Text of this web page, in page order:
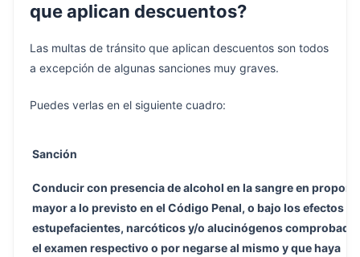
que aplican descuentos?
Las multas de tránsito que aplican descuentos son todos
a excepción de algunas sanciones muy graves.
Puedes verlas en el siguiente cuadro:
Sanción
Conducir con presencia de alcohol en la sangre en
mayor a lo previsto en el Código Penal, o bajo los efectos de
estupefacientes, narcóticos y/o alucinógenos comprobado
el examen respectivo o por negarse al mismo y que haya